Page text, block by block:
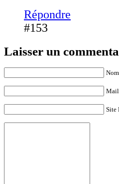
Répondre
#153
Laisser un
Nom
Mail
Site